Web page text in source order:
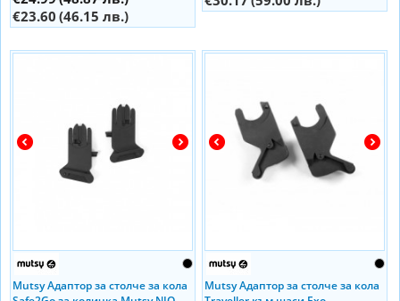
€23.60 (46.15 лв.)
Mutsy Адаптор за столче за кола
Mutsy Адаптор за столче за кола